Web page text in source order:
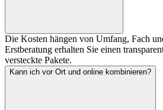
Die Kosten hängen von Umfang, Fach
Erstberatung erhalten Sie einen
versteckte Pakete.
Kann ich vor Ort und online kombinieren?